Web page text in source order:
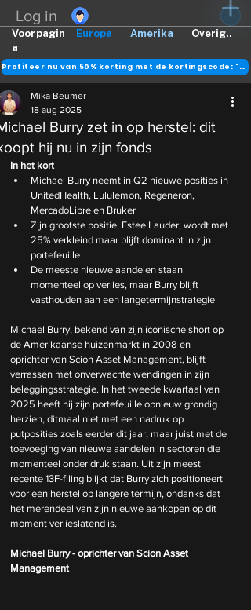
Log in
Europa Amerika Overig..
Voorpagin
a
Profiteer nu van 50% korting met de kortingscode: "DANK"
Burry zet in op herstel: dit
hij nu in zijn fonds
Mika Beumer
18 aug 2025
In het kort
Michael Burry neemt in Q2 nieuwe posities in
UnitedHealth, Lululemon, Regeneron,
MercadoLibre en Bruker
Zijn grootste positie, Estee Lauder, wordt met
25% verkleind maar blijft dominant in zijn
portefeuille
De meeste nieuwe aandelen staan
momenteel op verlies, maar Burry blijft
vasthouden aan een langetermijnstrategie
Michael Burry, bekend van zijn iconische short op
de Amerikaanse huizenmarkt in 2008 en
oprichter van Scion Asset Management, blijft
verrassen met onverwachte wendingen in zijn
beleggingsstrategie. In het tweede kwartaal van
2025 heeft hij zijn portefeuille opnieuw grondig
herzien, ditmaal niet met een nadruk op
putposities zoals eerder dit jaar, maar juist met de
toevoeging van nieuwe aandelen in sectoren die
momenteel onder druk staan. Uit zijn meest
recente 13F-filing blijkt dat Burry zich positioneert
voor een herstel op langere termijn, ondanks dat
het merendeel van zijn nieuwe aankopen op dit
moment verlieslatend is.
Michael Burry - oprichter van Scion Asset
Management